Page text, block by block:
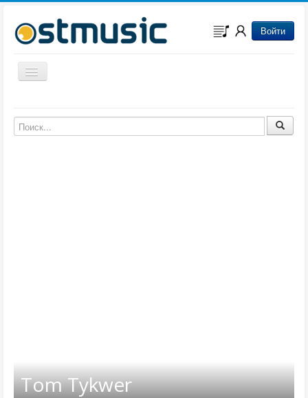
Войти
Включить/выключить навигацию
Музыка из мультфильмов
Музыка из сериалов
Tom Tykwer